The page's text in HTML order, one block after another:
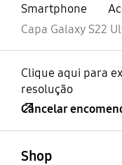
Smartphone
Capa Galaxy S22
Clique aqui para
resolução
Cancelar
Shop